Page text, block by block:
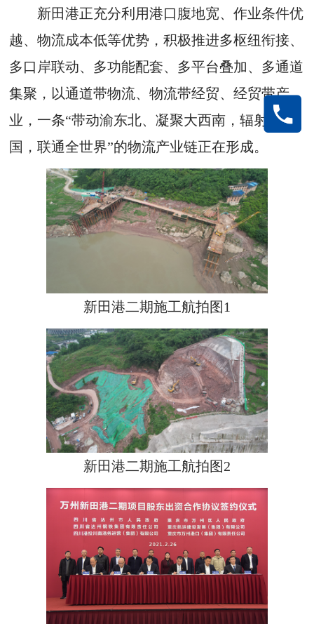
新田港正充分利用港口腹地宽、作业条件优
越、物流成本低等优势，积极推进多枢纽衔接、
多口岸联动、多功能配套、多平台叠加、多通道
集聚，以通道带物流、物流带经贸、经贸带产
业，一条“带动渝东北、凝聚大西南，辐射全中
国，联通全世界”的物流产业链正在形成。
新田港二期施工航拍图1
新田港二期施工航拍图2